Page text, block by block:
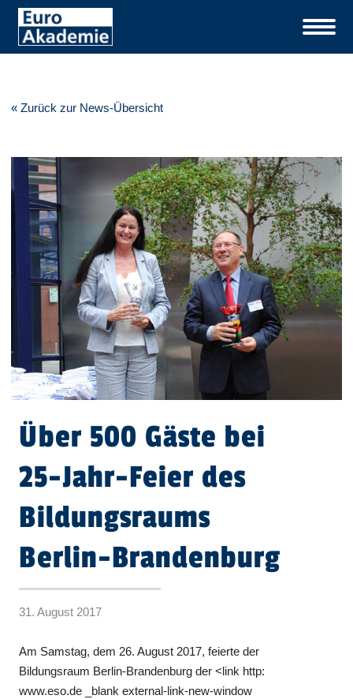
« Zurück zur News-Übersicht
Über 500 Gäste bei
25-Jahr-Feier des
Bildungsraums
Berlin-Brandenburg
31. August 2017
Am Samstag, dem 26. August 2017, feierte der
Bildungsraum Berlin-Brandenburg der <link http:
www.eso.de _blank external-link-new-window